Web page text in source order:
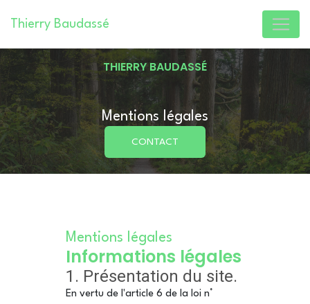
Thierry Baudassé
THIERRY BAUDASSÉ
Mentions légales
CONTACT
Mentions légales
Informations légales
1. Présentation du site.
En vertu de l'article 6 de la loi n°